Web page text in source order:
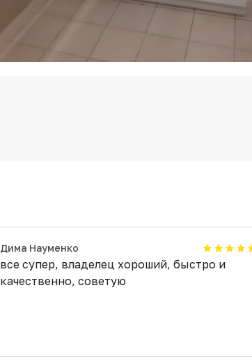
Дима Науменко
все супер, владелец хороший, быстро и
качественно, советую